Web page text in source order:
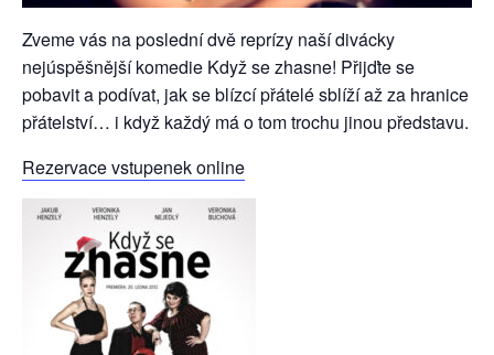
Zveme vás na poslední dvě reprízy naší divácky
nejúspěšnější komedie Když se zhasne! Přijďte se
pobavit a podívat, jak se blízcí přátelé sblíží až za hranice
přátelství… i když každý má o tom trochu jinou představu.
Rezervace vstupenek online